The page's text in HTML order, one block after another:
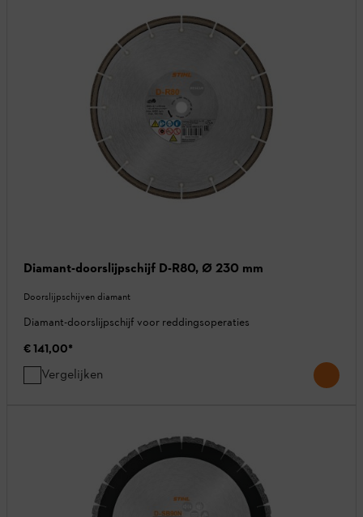
Diamant-doorslijpschijf D-R80, Ø 230 mm
Doorslijpschijven diamant
Diamant-doorslijpschijf voor reddingsoperaties
€ 141,00*
Vergelijken